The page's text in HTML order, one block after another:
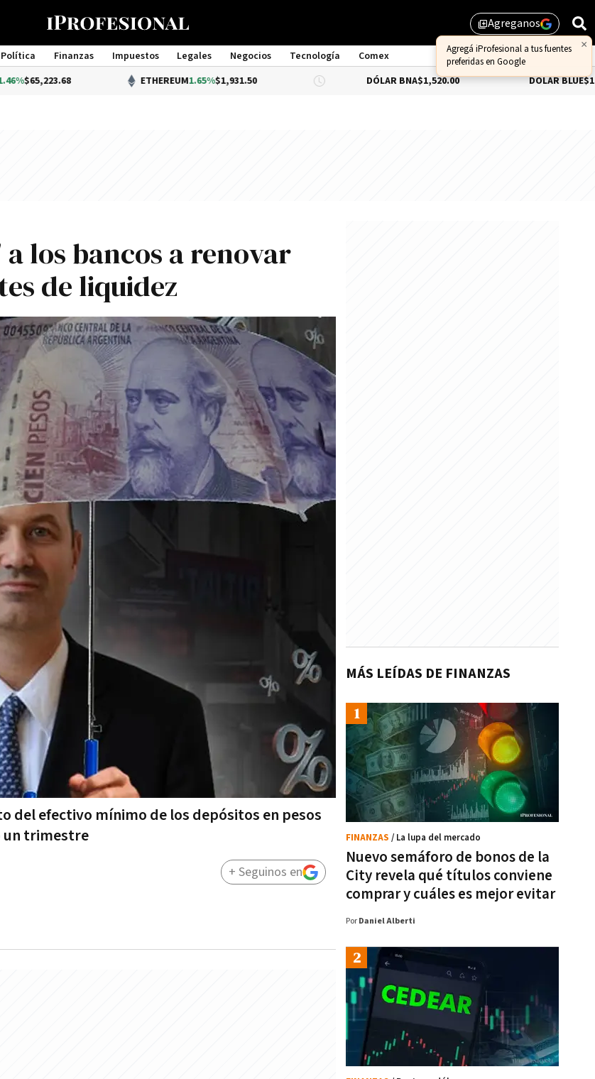
library_addAgreganos
×
Agregá iProfesional a tus fuentes
preferidas en Google
Política Finanzas Impuestos Legales Negocios Tecnología
Comex
Management
ETHEREUM 1.65%$1,931.50 DÓLAR BNA$1,520.00 DÓLAR BLUE$1,530.00
los bancos a renovar
de liquidez
del efectivo mínimo de los depósitos en pesos
un trimestre
+ Seguinos en
MÁS LEÍDAS DE FINANZAS
Nuevo semáforo de bonos de la
City revela qué títulos conviene
comprar y cuáles es mejor evitar
FINANZAS / La lupa del mercado
Por Daniel Alberti